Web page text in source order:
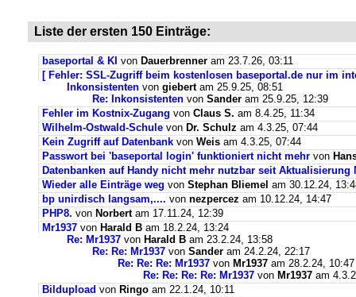
Liste der ersten 150 Einträge:
baseportal & KI von Dauerbrenner am 23.7.26, 03:11
[ Fehler: SSL-Zugriff beim kostenlosen baseportal.de nur im
Inkonsistenten von giebertam 25.9.25, 08:51
Re: Inkonsistenten von Sander am 25.9.25, 12:39
Fehler im Kostnix-Zugang von Claus S. am 8.4.25, 11:34
Wilhelm-Ostwald-Schule von Dr. Schulz am 4.3.25, 07:44
Kein Zugriff auf Datenbank von Weis am 4.3.25, 07:44
Passwort bei 'baseportal login' funktioniert nicht mehr von
Datenbanken auf Handy nicht mehr nutzbar seit Aktualisierung
Wieder alle Einträge weg von Stephan Bliemel am 30.12.24,
bp unirdisch langsam,.... von nezpercez am 10.12.24, 14:47
PHP8. von Norbertam 17.11.24, 12:39
Mr1937 von Harald B am 18.2.24, 13:24
Re: Mr1937 von Harald B am 23.2.24, 13:58
Re: Re: Mr1937 von Sander am 24.2.24, 22:17
Re: Re: Re: Mr1937 von Mr1937 am 28.2.24, 10:47
Re: Re: Re: Re: Mr1937 von Mr1937 am
Bildupload von Ringo am 22.1.24, 10:11